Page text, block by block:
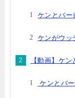
ケンとバー
ケンがウッ
【動画】ケ
ケンとバ